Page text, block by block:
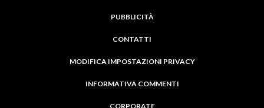
PUBBLICITÀ
CONTATTI
MODIFICA IMPOSTAZIONI PRIVACY
INFORMATIVA COMMENTI
CORPORATE